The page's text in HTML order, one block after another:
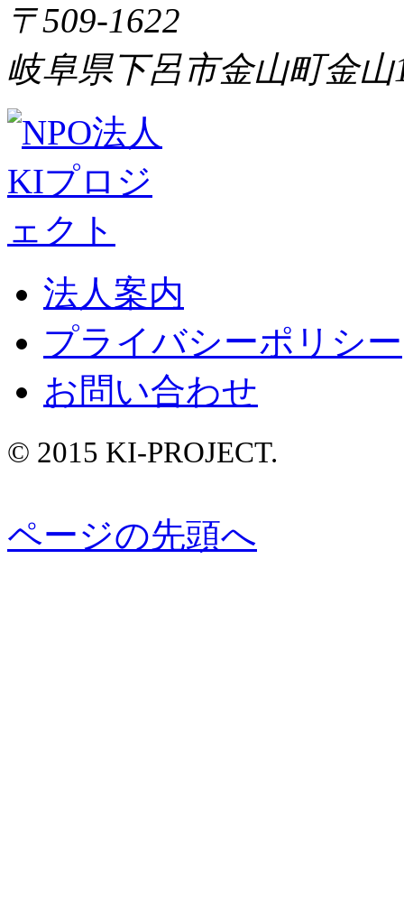
〒509-1622
岐阜県下呂市金山町金山
法人案内
プライバシーポリシー
お問い合わせ
© 2015 KI-PROJECT.
ページの先頭へ